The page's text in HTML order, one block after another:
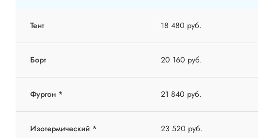
Тент 18 480 руб.
Борт 20 160 руб.
Фургон * 21 840 руб.
Изотермический * 23 520 руб.